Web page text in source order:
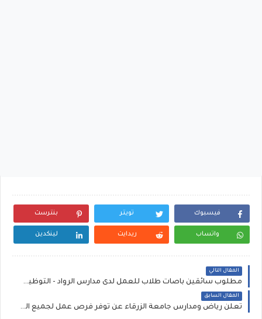
فيسبوك تويتر بنترست
واتساب ريدايت لينكدين
المقال التالي
مطلوب سائقين باصات طلاب للعمل لدى مدارس الرواد - التوظيف الفوري
المقال السابق
تعلن رياض ومدارس جامعة الزرقاء عن توفر فرص عمل لجميع التخصصات التعليمية للعام الدراسي (2026/2027)